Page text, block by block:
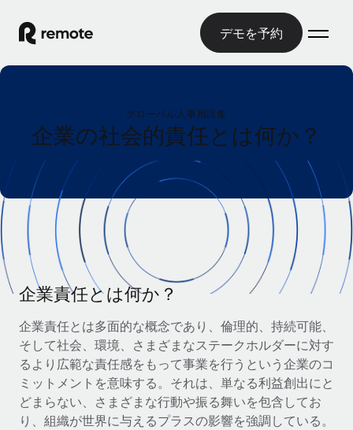
デモを予約
グローバル雇用
グローバル給与処理
コンプライアンス対応の給与処理を手軽に
Employer of Record（EOR）
グローバル展開をコストをかけずに実現
Contractor of Record
契約社員管理
世界中の契約社員をオンボーディングし、管理
PEO
複雑な雇用関連業務を外部委託
各国の制度に対応
国別ガイド
/国別のグローバル雇用支援を検索する
米国州エクスプローラー
米国の各州において採用プロセスを簡素化する
Remoteを他社と比較
他社と比較した、当社の強みを確認する
成長の段階
スタートアップ
リソース
ツールと計算ツール
誤分類リスク判定ツール
国別に従業員の誤分類リスクを確認する
各国の総従業員コストを計算する
契約社員の報酬計算ツール
グローバルな契約社員向けに、通貨オプションと支払スピー
ドを確認する
日本語
English
Nederlands
Français
ログイン
グローバル人事用語集
企業の社会的責任とは何か？
企業責任とは何か？
企業責任とは多面的な概念であり、倫理的、持続可能、
そして社会、環境、さまざまなステークホルダーに対す
るより広範な責任感をもって事業を行うという企業のコ
ミットメントを意味する。それは、単なる利益創出にと
どまらない、さまざまな行動や振る舞いを包含してお
り、組織が世界に与えるプラスの影響を強調している。